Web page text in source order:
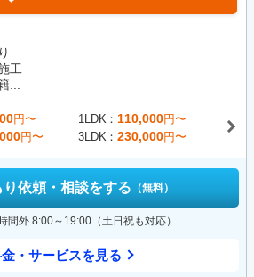
工
...
円〜 1LDK 110,000円〜
円〜 3LDK 230,000円〜
り依頼・相談をする （無料）
間外 8:00～19:00（土日祝も対応）
・サービスを見る